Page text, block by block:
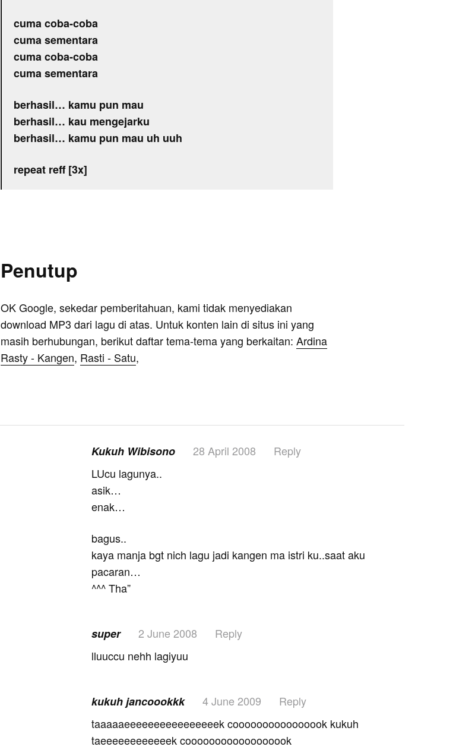
cuma coba-coba
cuma sementara
cuma coba-coba
cuma sementara
berhasil… kamu pun mau
berhasil… kau mengejarku
berhasil… kamu pun mau uh uuh
repeat reff [3x]
Penutup
OK Google, sekedar pemberitahuan, kami tidak menyediakan
download MP3 dari lagu di atas. Untuk konten lain di situs ini yang
masih berhubungan, berikut daftar tema-tema yang berkaitan: Ardina
Rasty - Kangen, Rasti - Satu,
Kukuh Wibisono 28 April 2008
Reply
LUcu lagunya..
asik…
enak…
bagus..
kaya manja bgt nich lagu jadi kangen ma istri ku..saat aku
pacaran…
^^^ Tha”
super 2 June 2008
Reply
lluuccu nehh lagiyuu
kukuh jancoookkk 4 June 2009
Reply
taaaaaeeeeeeeeeeeeeeeek coooooooooooooook kukuh
taeeeeeeeeeeeek coooooooooooooooook